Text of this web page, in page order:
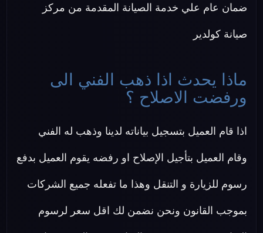
ضمان عام علي خدمة الصيانة المقدمة من مركز
صيانة كولدير
ماذا يحدث اذا ذهب الفني الى
ورفضت الاصلاح ؟
اذا قام العميل بتسجيل بياناته لدينا وذهب له الفني
وقام العميل بتأجيل الإصلاح او رفضه يقوم العميل بدفع
رسوم للزيارة و التنقل وهذا ما تفعله جميع الشركات
بموجب القانون ونحن نضمن لك اقل سعر لرسوم